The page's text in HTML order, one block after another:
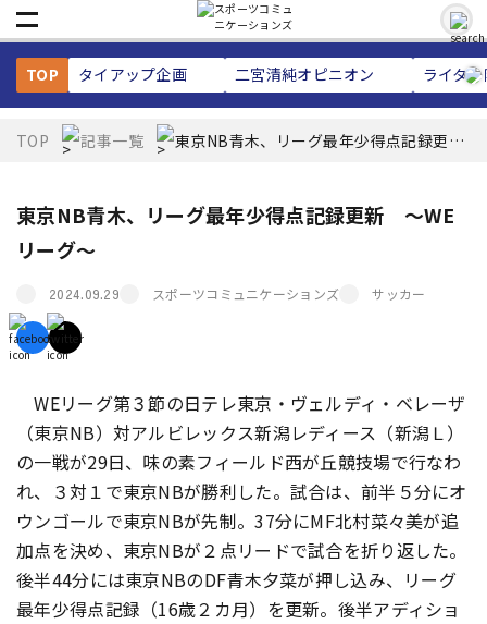
TOP タイアップ企画 二宮清純オピニオン ライタ
TOP 記事一覧 東京NB青木、リーグ最年少得点記録更
東京NB青木、リーグ最年少得点記録更新 ～WE
リーグ～
2024.09.29 スポーツコミュニケーションズ サッカー
WEリーグ第３節の日テレ東京・ヴェルディ・ベレーザ
（東京NB）対アルビレックス新潟レディース（新潟Ｌ）
の一戦が29日、味の素フィールド西が丘競技場で行なわ
れ、３対１で東京NBが勝利した。試合は、前半５分にオ
ウンゴールで東京NBが先制。37分にMF北村菜々美が追
加点を決め、東京NBが２点リードで試合を折り返した。
後半44分には東京NBのDF青木夕菜が押し込み、リーグ
最年少得点記録（16歳２カ月）を更新。後半アディショ